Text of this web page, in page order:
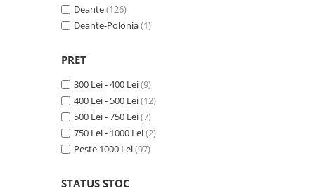
șlefuit(5)
Deante(126)
Deante-Polonia(1)
PRET
300 Lei - 400 Lei(9)
400 Lei - 500 Lei(12)
500 Lei - 750 Lei(7)
750 Lei - 1000 Lei(2)
Peste 1000 Lei(97)
STATUS STOC